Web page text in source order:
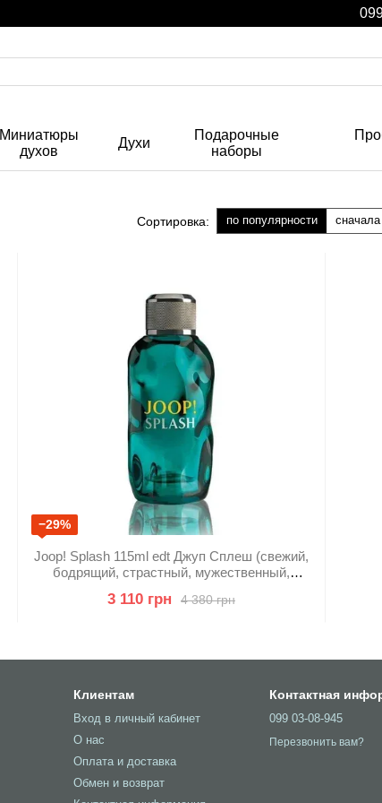
Миниатюры
духов
Духи
Подарочные
наборы
Сортировка: по популярности
−29%
Joop! Splash 115ml edt Джуп Сплеш (свежий,
бодрящий, страстный, мужественный,
4 380 грн
3 110 грн
Клиентам
Вход в личный кабинет
О нас
Оплата и доставка
Обмен и возврат
Контактная
099 03-08-945
Перезвонить вам?